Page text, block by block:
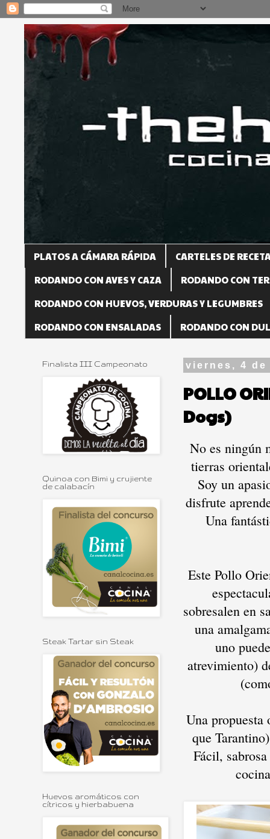
PLATOS A CÁMARA RÁPIDA
CARTELES DE
RODANDO CON AVES Y CAZA
RODANDO CON
RODANDO CON HUEVOS, VERDURAS Y LEGUMBRES
RODANDO CON ENSALADAS
RODANDO CON
viernes, 4 de
POLLO
Dogs)
No es ningún
tierras
Soy un
disfrute
Una
Este Pollo
sobresalen en
una
uno
atrevimiento)
Una propuesta
que
Fácil,
Finalista III Campeonato
Quinoa con Bimi y crujiente
de calabacín
Steak Tartar sin Steak
Huevos aromáticos con
cítricos y hierbabuena